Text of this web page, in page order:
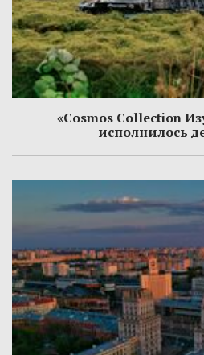
«Cosmos Collection
исполнилось